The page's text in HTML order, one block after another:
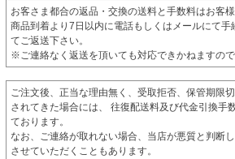
お客さま都合の返品・交換の送料と手数料はお客様
商品到着より7日以内に電話もしくはメールにて手
てご返送下さい。
※ご連絡なく返送を頂いても対応できかねますので
ご注文後、正当な理由無く、受取拒否、保管期限
されてきた場合には、 往復配送料及び代金引換手
ております。
なお、ご連絡が取れない場合、当店が悪質と判断
させていただくこともあります。